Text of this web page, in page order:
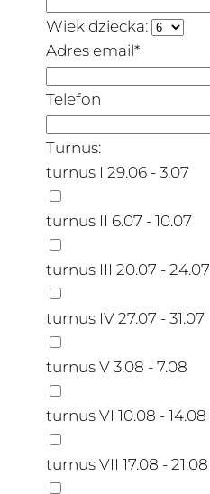
Wiek dziecka:
Adres email*
Telefon
Turnus:
turnus I 29.06 - 3.07
turnus II 6.07 - 10.07
turnus III 20.07 - 24.07
turnus IV 27.07 - 31.07
turnus V 3.08 - 7.08
turnus VI 10.08 - 14.08
turnus VII 17.08 - 21.08